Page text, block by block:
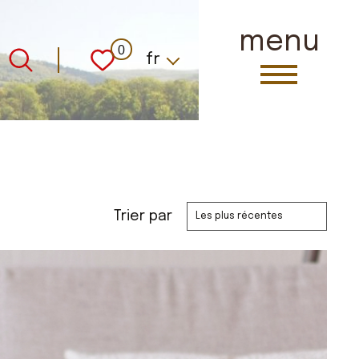
menu
0 Langue
fr
Trier par Les plus récentes